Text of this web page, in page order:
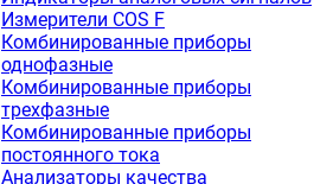
Измерители COS F
Комбинированные приборы
однофазные
Комбинированные приборы
трехфазные
Комбинированные приборы
постоянного тока
Анализаторы качества